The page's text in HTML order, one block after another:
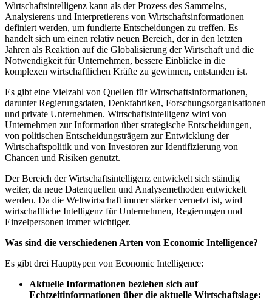
Wirtschaftsintelligenz kann als der Prozess des Sammelns,
Analysierens und Interpretierens von Wirtschaftsinformationen
definiert werden, um fundierte Entscheidungen zu treffen. Es
handelt sich um einen relativ neuen Bereich, der in den letzten
Jahren als Reaktion auf die Globalisierung der Wirtschaft und die
Notwendigkeit für Unternehmen, bessere Einblicke in die
komplexen wirtschaftlichen Kräfte zu gewinnen, entstanden ist.
Es gibt eine Vielzahl von Quellen für Wirtschaftsinformationen,
darunter Regierungsdaten, Denkfabriken, Forschungsorganisationen
und private Unternehmen. Wirtschaftsintelligenz wird von
Unternehmen zur Information über strategische Entscheidungen,
von politischen Entscheidungsträgern zur Entwicklung der
Wirtschaftspolitik und von Investoren zur Identifizierung von
Chancen und Risiken genutzt.
Der Bereich der Wirtschaftsintelligenz entwickelt sich ständig
weiter, da neue Datenquellen und Analysemethoden entwickelt
werden. Da die Weltwirtschaft immer stärker vernetzt ist, wird
wirtschaftliche Intelligenz für Unternehmen, Regierungen und
Einzelpersonen immer wichtiger.
Was sind die verschiedenen Arten von Economic Intelligence?
Es gibt drei Haupttypen von Economic Intelligence:
Aktuelle Informationen beziehen sich auf
Echtzeitinformationen über die aktuelle Wirtschaftslage: